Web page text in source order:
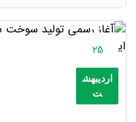
25
اردیبهش
ت